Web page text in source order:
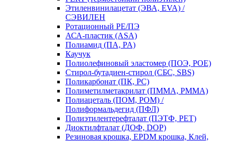
Этиленвинилацетат (ЭВА, EVA) /
СЭВИЛЕН
Ротационный PE/ПЭ
АСА-пластик (ASA)
Полиамид (ПА, PA)
Каучук
Полиолефиновый эластомер (ПОЭ, POE)
Стирол-бутадиен-стирол (СБС, SBS)
Поликарбонат (ПК, PC)
Полиметилметакрилат (ПММА, PMMA)
Полиацеталь (ПОМ, POM) /
Полиформальдегид (ПФЛ)
Полиэтилентерефталат (ПЭТФ, PET)
Диоктилфталат (ДОФ, DOP)
Резиновая крошка, EPDM крошка, Клей,